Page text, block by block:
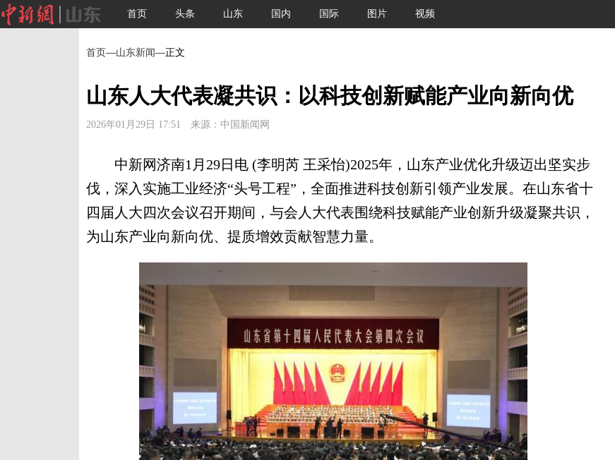
首页 头条 山东 国内 国际 图片 视频
首页—山东新闻—正文
山东人大代表凝共识：以科技创新赋能产业向新向优
2026年01月29日 17:51 来源：中国新闻网
中新网济南1月29日电 (李明芮 王采怡)2025年，山东产业优化升级迈出坚实步
伐，深入实施工业经济“头号工程”，全面推进科技创新引领产业发展。在山东省十
四届人大四次会议召开期间，与会人大代表围绕科技赋能产业创新升级凝聚共识，
为山东产业向新向优、提质增效贡献智慧力量。